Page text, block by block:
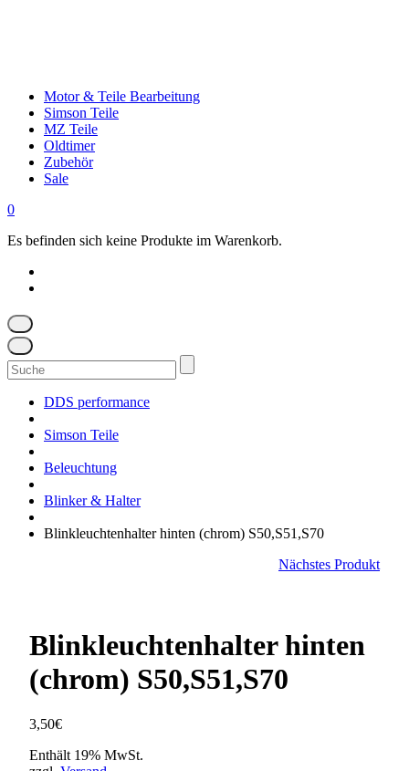
Motor & Teile Bearbeitung
Simson Teile
MZ Teile
Oldtimer
Zubehör
Sale
0
Es befinden sich keine Produkte im Warenkorb.
Suchen
nach:
DDS performance
Simson Teile
Beleuchtung
Blinker & Halter
Blinkleuchtenhalter hinten (chrom) S50,S51,S70
Nächstes Produkt
Blinkleuchtenhalter hinten
(chrom) S50,S51,S70
3,50€
Enthält 19% MwSt.